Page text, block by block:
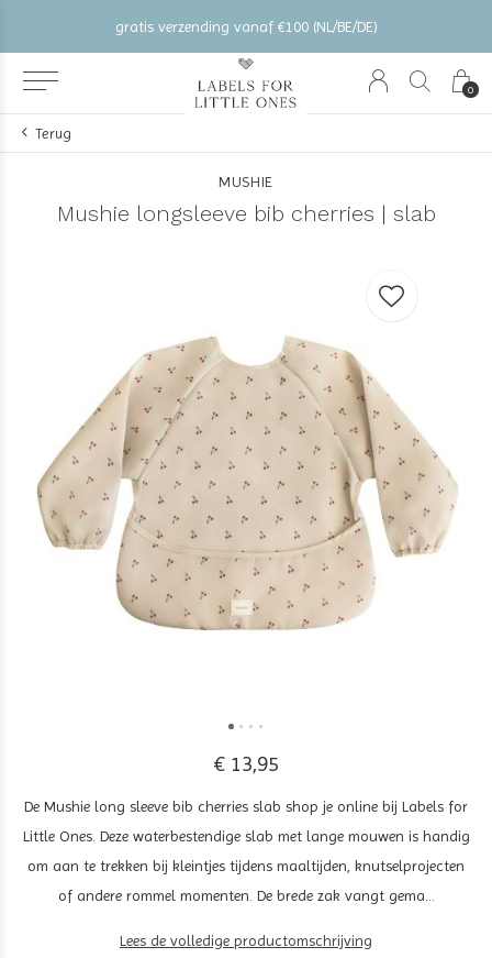
0
gratis verzending vanaf €100 (NL/BE/DE)
Terug
MUSHIE
Mushie longsleeve bib cherries | slab
€ 13,95
De Mushie long sleeve bib cherries slab shop je online bij Labels for
Little Ones. Deze waterbestendige slab met lange mouwen is handig
om aan te trekken bij kleintjes tijdens maaltijden, knutselprojecten
of andere rommel momenten. De brede zak vangt gema...
Lees de volledige productomschrijving